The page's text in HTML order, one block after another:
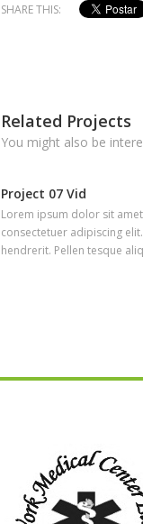
SHARE THIS:
Related Projects
You might also be
Project 07 Vid
Lorem ipsum dolor sit
consectetuer adipiscing
hendrerit. Pellen tesque